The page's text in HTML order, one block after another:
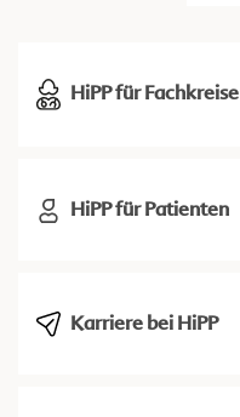
HiPP für Fachkreise
HiPP für Patienten
Karriere bei HiPP